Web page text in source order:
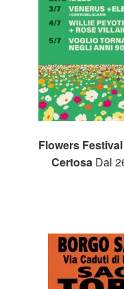
Flowers Festival
CertosaDal